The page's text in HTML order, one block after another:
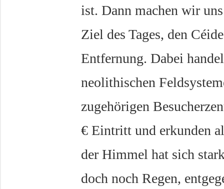
ist. Dann machen wir
Ziel des Tages, den
Entfernung. Dabei
neolithischen
zugehörigen
€ Eintritt und erkunden
der Himmel hat sich
doch noch Regen,